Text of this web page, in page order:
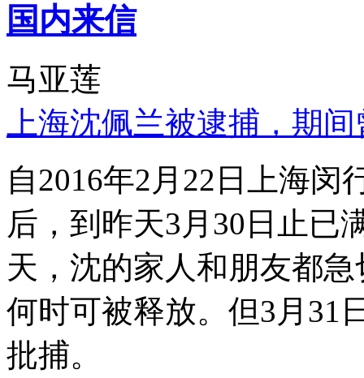
国内来信
马亚莲
上海沈佩兰被逮捕，期
自2016年2月22日上海
后，到昨天3月30日止已
天，沈的家人和朋友都
何时可被释放。但3月31
批捕。